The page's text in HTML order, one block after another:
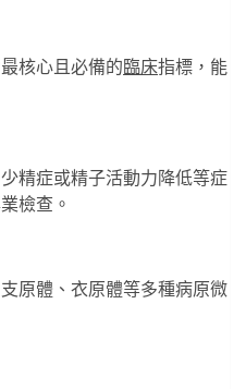
核心且必備的臨床指標，能
少精症或精子活動力降低等症
檢查。
原體、衣原體等多種病原微